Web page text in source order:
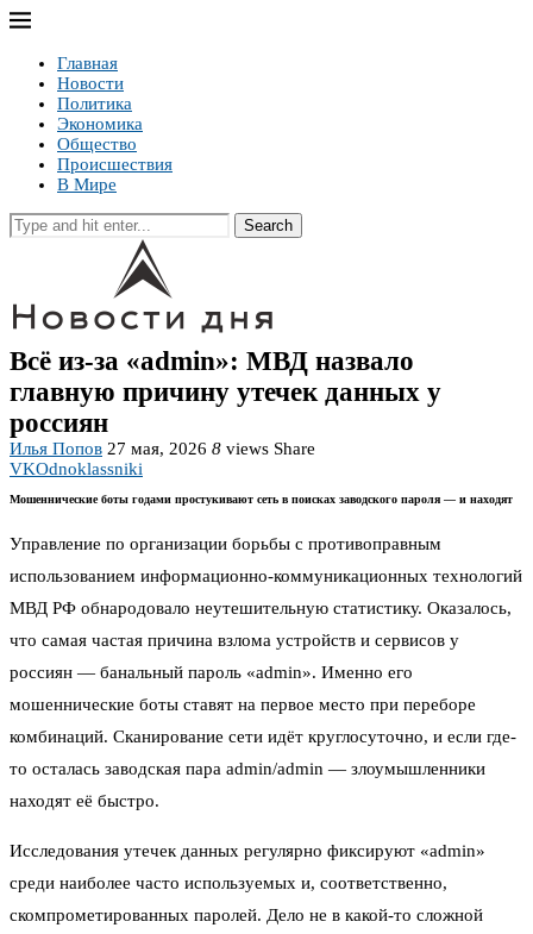
Главная
Новости
Политика
Экономика
Общество
Происшествия
В Мире
Search
Всё из-за «admin»: МВД назвало
главную причину утечек данных у
россиян
Илья Попов 27 мая, 2026 8 views Share
VKOdnoklassniki
Мошеннические боты годами простукивают сеть в поисках заводского пароля — и находят
Управление по организации борьбы с противоправным
использованием информационно-коммуникационных технологий
МВД РФ обнародовало неутешительную статистику. Оказалось,
что самая частая причина взлома устройств и сервисов у
россиян — банальный пароль «admin». Именно его
мошеннические боты ставят на первое место при переборе
комбинаций. Сканирование сети идёт круглосуточно, и если где-
то осталась заводская пара admin/admin — злоумышленники
находят её быстро.
Исследования утечек данных регулярно фиксируют «admin»
среди наиболее часто используемых и, соответственно,
скомпрометированных паролей. Дело не в какой-то сложной